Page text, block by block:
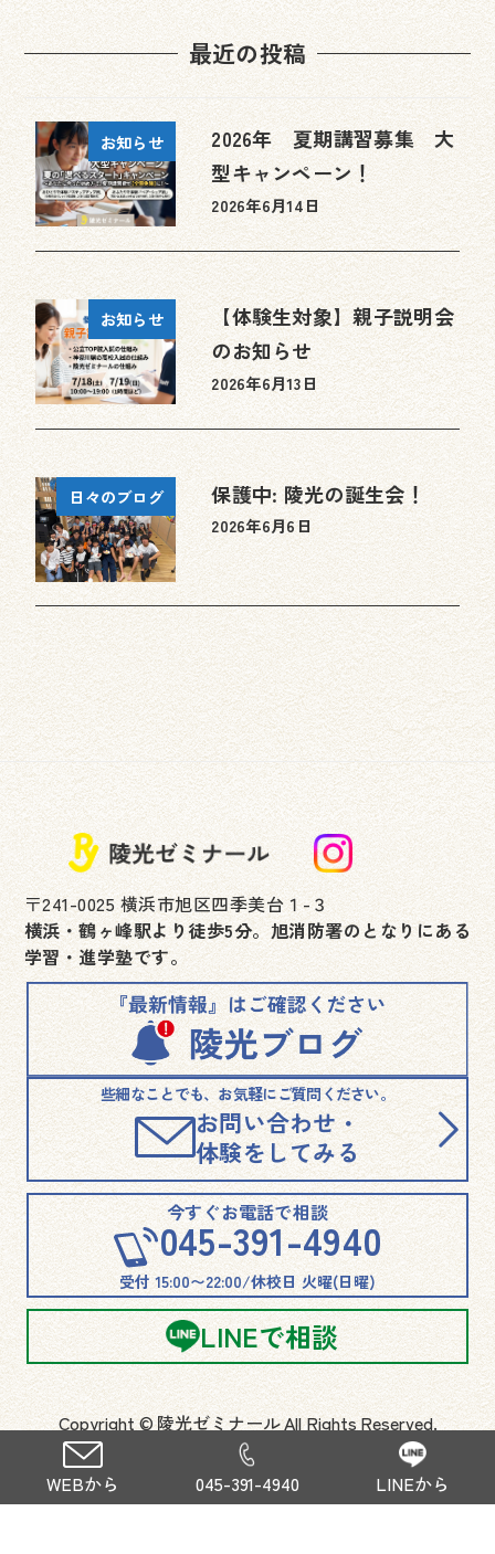
最近の投稿
お知らせ
2026年 夏期講習募集 大
型キャンペーン！
投稿日
2026年6月14日
お知らせ
【体験生対象】親子説明会
のお知らせ
投稿日
2026年6月13日
日々のブログ 保護中: 陵光の誕生会！
投稿日
2026年6月6日
〒241-0025 横浜市旭区四季美台１-３
横浜・鶴ヶ峰駅より徒歩5分。旭消防署のとなりにある
学習・進学塾です。
些細なことでも、お気軽にご質問ください。
お問い合わせ・
体験をしてみる
今すぐお電話で相談
045-391-4940
受付 15:00〜22:00/休校日 火曜(日曜)
LINEで相談
Copyright © 陵光ゼミナール All Rights Reserved.
プライバシーポリシー
WEBから
045-391-4940 LINEから